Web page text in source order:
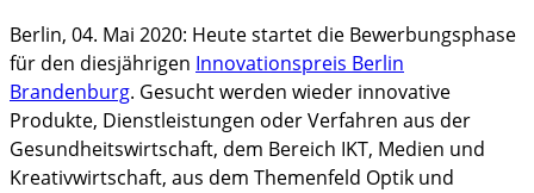
Berlin, 04. Mai 2020: Heute startet die Bewerbungsphase
für den diesjährigen Innovationspreis Berlin
Brandenburg. Gesucht werden wieder innovative
Produkte, Dienstleistungen oder Verfahren aus der
Gesundheitswirtschaft, dem Bereich IKT, Medien und
Kreativwirtschaft, aus dem Themenfeld Optik und